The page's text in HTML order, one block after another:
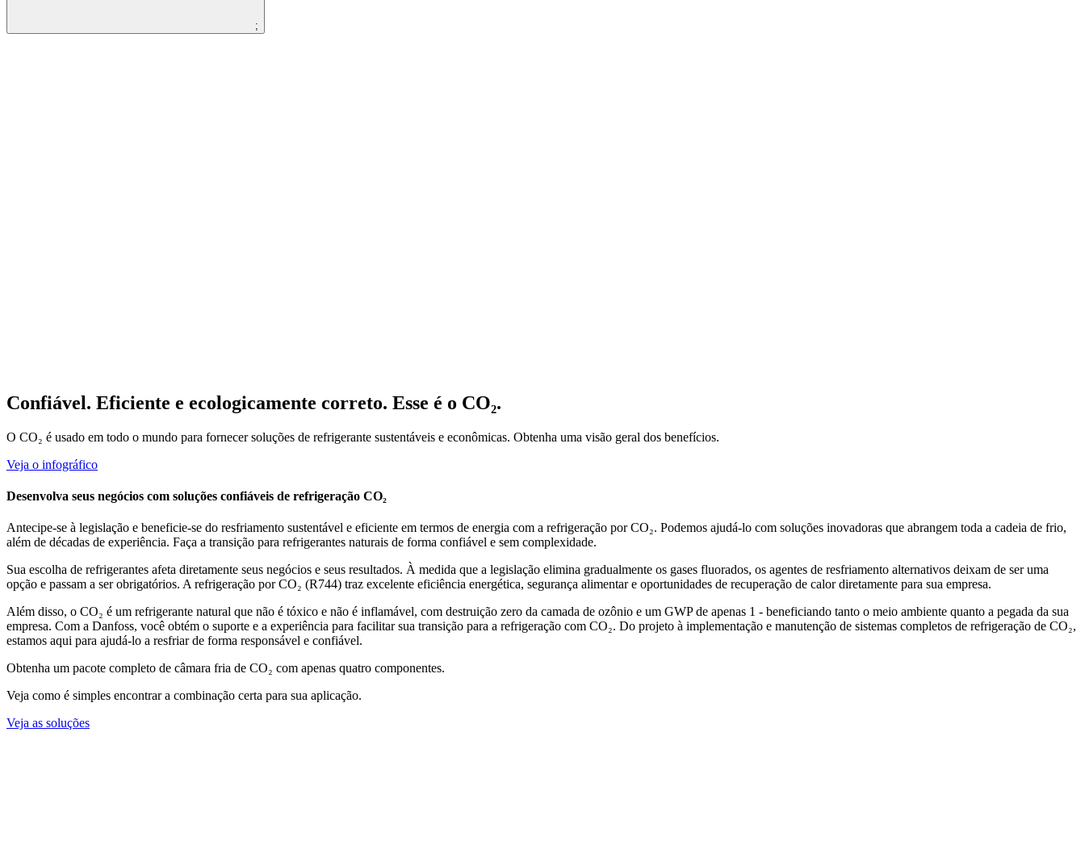
;
Confiável. Eficiente e ecologicamente correto. Esse é o CO₂.
O CO₂ é usado em todo o mundo para fornecer soluções de refrigerante sustentáveis e econômicas. Obtenha uma visão geral dos benefícios.
Veja o infográfico
Desenvolva seus negócios com soluções confiáveis de refrigeração CO₂
Antecipe-se à legislação e beneficie-se do resfriamento sustentável e eficiente em termos de energia com a refrigeração por CO₂. Podemos ajudá-lo com soluções inovadoras que abrangem toda a cadeia de frio,
além de décadas de experiência. Faça a transição para refrigerantes naturais de forma confiável e sem complexidade.
Sua escolha de refrigerantes afeta diretamente seus negócios e seus resultados. À medida que a legislação elimina gradualmente os gases fluorados, os agentes de resfriamento alternativos deixam de ser uma
opção e passam a ser obrigatórios. A refrigeração por CO₂ (R744) traz excelente eficiência energética, segurança alimentar e oportunidades de recuperação de calor diretamente para sua empresa.
Além disso, o CO₂ é um refrigerante natural que não é tóxico e não é inflamável, com destruição zero da camada de ozônio e um GWP de apenas 1 - beneficiando tanto o meio ambiente quanto a pegada da sua
empresa. Com a Danfoss, você obtém o suporte e a experiência para facilitar sua transição para a refrigeração com CO₂. Do projeto à implementação e manutenção de sistemas completos de refrigeração de CO₂,
estamos aqui para ajudá-lo a resfriar de forma responsável e confiável.
Obtenha um pacote completo de câmara fria de CO₂ com apenas quatro componentes.
Veja como é simples encontrar a combinação certa para sua aplicação.
Veja as soluções